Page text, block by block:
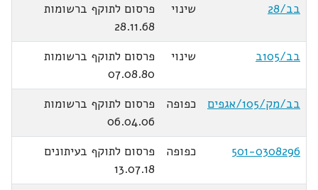
בב/28
שינוי
פרסום לתוקף ברשומות
28.11.68
בב/105ב
שינוי
פרסום לתוקף ברשומות
07.08.80
בב/מק/105/אגפים
כפופה
פרסום לתוקף ברשומות
06.04.06
501-0308296
כפופה
פרסום לתוקף בעיתונים
13.07.18